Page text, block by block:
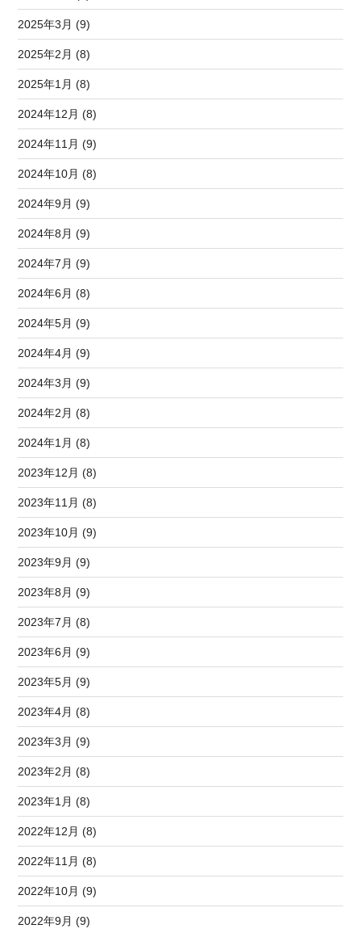
2025年3月 (9)
2025年2月 (8)
2025年1月 (8)
2024年12月 (8)
2024年11月 (9)
2024年10月 (8)
2024年9月 (9)
2024年8月 (9)
2024年7月 (9)
2024年6月 (8)
2024年5月 (9)
2024年4月 (9)
2024年3月 (9)
2024年2月 (8)
2024年1月 (8)
2023年12月 (8)
2023年11月 (8)
2023年10月 (9)
2023年9月 (9)
2023年8月 (9)
2023年7月 (8)
2023年6月 (9)
2023年5月 (9)
2023年4月 (8)
2023年3月 (9)
2023年2月 (8)
2023年1月 (8)
2022年12月 (8)
2022年11月 (8)
2022年10月 (9)
2022年9月 (9)